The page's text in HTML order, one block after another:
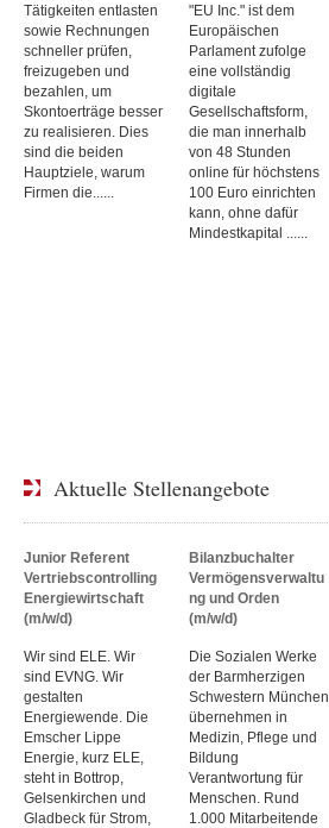
Tätigkeiten entlasten
sowie Rechnungen
schneller prüfen,
freizugeben und
bezahlen, um
Skontoerträge besser
zu realisieren. Dies
sind die beiden
Hauptziele, warum
Firmen die......
"EU Inc." ist dem
Europäischen
Parlament zufolge
eine vollständig
digitale
Gesellschaftsform,
die man innerhalb
von 48 Stunden
online für höchstens
100 Euro einrichten
kann, ohne dafür
Mindestkapital ......
Aktuelle Stellenangebote
Junior Referent
Vertriebscontrolling
Energiewirtschaft
(m/w/d)
Wir sind ELE. Wir
sind EVNG. Wir
gestalten
Energiewende. Die
Emscher Lippe
Energie, kurz ELE,
steht in Bottrop,
Gelsenkirchen und
Gladbeck für Strom,
Bilanzbuchalter
Vermögensverwaltu
ng und Orden
(m/w/d)
Die Sozialen Werke
der Barmherzigen
Schwestern München
übernehmen in
Medizin, Pflege und
Bildung
Verantwortung für
Menschen. Rund
1.000 Mitarbeitende